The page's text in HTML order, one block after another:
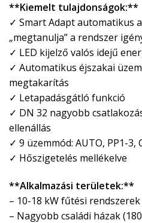
**Kiemelt tulajdonságok:**
✓ Smart Adapt automatikus
„megtanulja” a rendszer
✓ LED kijelző valós idejű
✓ Automatikus éjszakai
megtakarítás
✓ Letapadásgátló funkció
✓ DN 32 nagyobb
ellenállás
✓ 9 üzemmód: AUTO, PP1-3,
✓ Hőszigetelés mellékelve
**Alkalmazási területek:**
– 10-18 kW fűtési rendszerek
– Nagyobb családi házak